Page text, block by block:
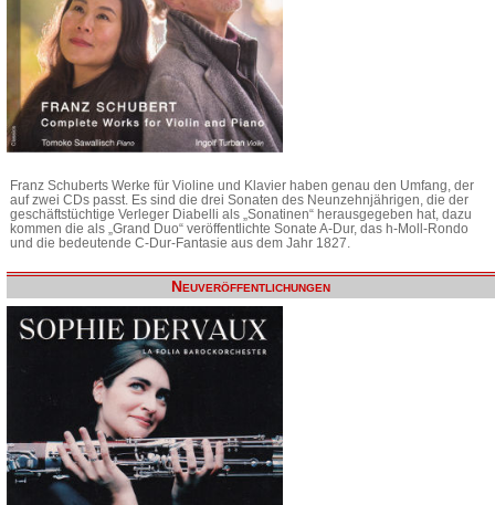
Franz Schuberts Werke für Violine und Klavier haben genau den Umfang, der
auf zwei CDs passt. Es sind die drei Sonaten des Neunzehnjährigen, die der
geschäftstüchtige Verleger Diabelli als „Sonatinen“ herausgegeben hat, dazu
kommen die als „Grand Duo“ veröffentlichte Sonate A-Dur, das h-Moll-Rondo
und die bedeutende C-Dur-Fantasie aus dem Jahr 1827.
Neuveröffentlichungen